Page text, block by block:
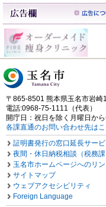
〒865-8501 熊本県玉名市岩崎
電話:0968-75-1111（代表）
開庁日：祝日を除く月曜日か
各課直通のお問い合わせ先はこ
証明書発行の窓口延長サービ
夜間・休日納税相談（税務課
玉名市ホームページへのリ
サイトマップ
ウェブアクセシビリティ
Foreign Language